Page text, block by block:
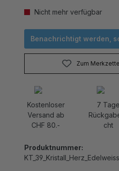
Benachrichtigt werden,
Zum
Kostenloser
Versand ab
CHF 80.-
7 Tage
cht